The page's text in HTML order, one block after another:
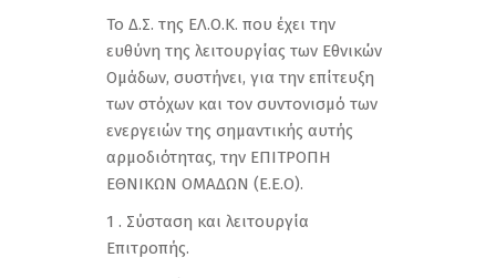
Το Δ.Σ. της ΕΛ.Ο.Κ. που έχει την
ευθύνη της λειτουργίας των Εθνικών
Ομάδων, συστήνει, για την επίτευξη
των στόχων και τον συντονισμό των
ενεργειών της σημαντικής αυτής
αρμοδιότητας, την ΕΠΙΤΡΟΠΗ
ΕΘΝΙΚΩΝ ΟΜΑΔΩΝ (Ε.Ε.Ο).
1 . Σύσταση και λειτουργία
Επιτροπής.